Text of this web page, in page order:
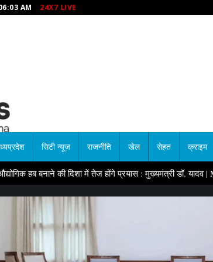
AM 24X7 LIVE
सिटी न्यूज़ राजनीति खेल सेहत क्राइम
की दिशा में तेज होंगे प्रयास : मुख्यमंत्री डॉ. यादव|MP की सबसे